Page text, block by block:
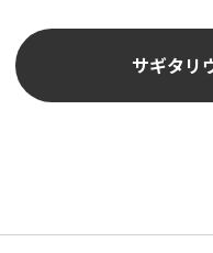
サギタリ